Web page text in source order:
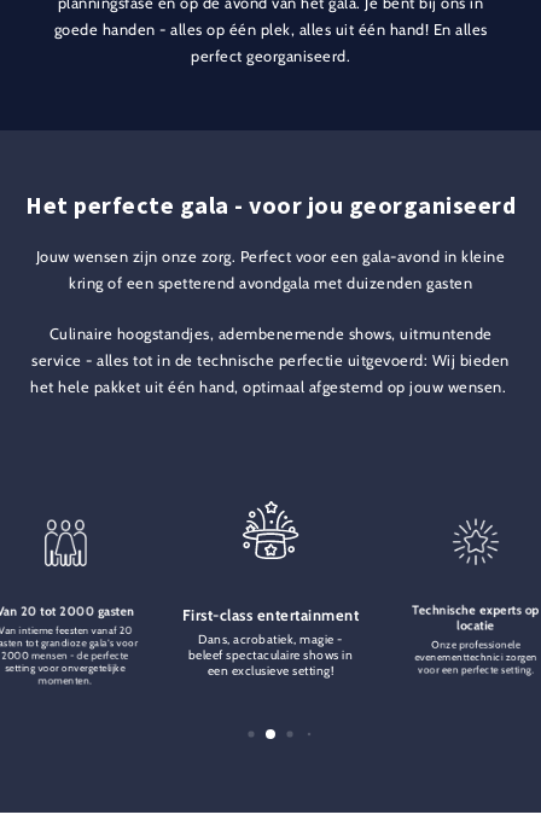
goede handen - alles op één plek, alles uit één hand! En alles
perfect georganiseerd.
Het perfecte gala - voor jou georganiseerd
Jouw wensen zijn onze zorg. Perfect voor een gala-avond in kleine
kring of een spetterend avondgala met duizenden gasten
Culinaire hoogstandjes, adembenemende shows, uitmuntende
service - alles tot in de technische perfectie uitgevoerd: Wij bieden
het hele pakket uit één hand, optimaal afgestemd op jouw wensen.
20 tot 2000 gasten
intieme feesten vanaf 20
tot grandioze gala's voor
2000 mensen - de perfecte
setting voor onvergetelijke
momenten.
First-class entertainment
Dans, acrobatiek, magie -
beleef spectaculaire shows in
een exclusieve setting!
Technische experts op
locatie
Onze professionele
evenementtechnici zorgen
voor een perfecte setting.